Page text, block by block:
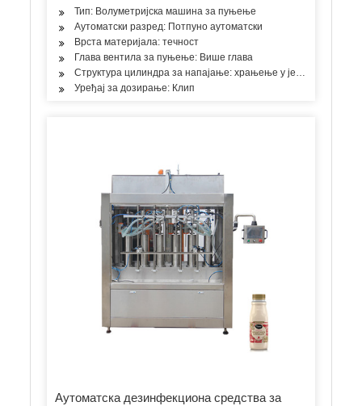
Тип: Волуметријска машина за пуњење
Аутоматски разред: Потпуно аутоматски
Врста материјала: течност
Глава вентила за пуњење: Више глава
Структура цилиндра за напајање: храњење у једној соби
Уређај за дозирање: Клип
Аутоматска дезинфекциона средства за